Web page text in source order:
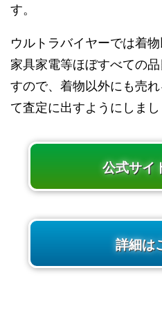
す。
ウルトラバイヤーでは着
家具家電等ほぼすべての
すので、着物以外にも売
て査定に出すようにしまし
公式サイ
詳細は